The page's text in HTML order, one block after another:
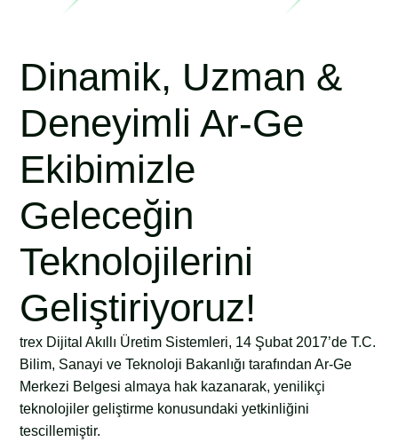
Dinamik, Uzman &
Deneyimli Ar-Ge
Ekibimizle
Geleceğin
Teknolojilerini
Geliştiriyoruz!
trex Dijital Akıllı Üretim Sistemleri, 14 Şubat 2017’de T.C.
Bilim, Sanayi ve Teknoloji Bakanlığı tarafından Ar-Ge
Merkezi Belgesi almaya hak kazanarak, yenilikçi
teknolojiler geliştirme konusundaki yetkinliğini
tescillemiştir.